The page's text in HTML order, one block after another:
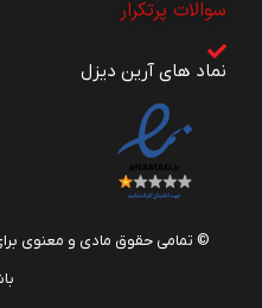
سوالات پرتکرار
نماد های آرین دیزل
© تمامی حقوق مادی و معنوی